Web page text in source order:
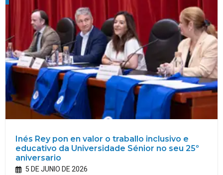
Inés Rey pon en valor o traballo inclusivo e
educativo da Universidade Sénior no seu 25º
aniversario
5 DE JUNIO DE 2026